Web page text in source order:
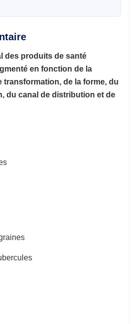
des produits de santé
en fonction de la
transformation, de la forme, du
du canal de distribution et de